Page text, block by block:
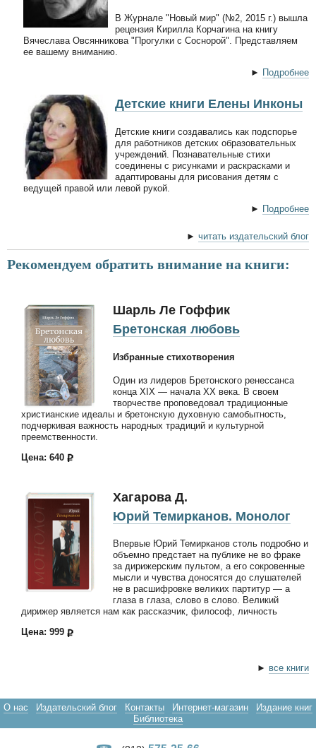
В Журнале "Новый мир" (№2, 2015 г.) вышла
рецензия Кирилла Корчагина на книгу
Вячеслава Овсянникова "Прогулки с Соснорой". Представляем
ее вашему вниманию.
► Подробнее
Детские книги Елены Инконы
Детские книги создавались как подспорье
для работников детских образовательных
учреждений. Познавательные стихи
соединены с рисунками и раскрасками и
адаптированы для рисования детям с
ведущей правой или левой рукой.
► Подробнее
► читать издательский блог
Рекомендуем обратить внимание на книги:
Шарль Ле Гоффик
Бретонская любовь
Избранные стихотворения
Один из лидеров Бретонского ренессанса
конца XIX — начала XX века. В своем
творчестве проповедовал традиционные
христианские идеалы и бретонскую духовную самобытность,
подчеркивая важность народных традиций и культурной
преемственности.
Цена: 640
Хагарова Д.
Юрий Темирканов. Монолог
Впервые Юрий Темирканов столь подробно и
объемно предстает на публике не во фраке
за дирижерским пультом, а его сокровенные
мысли и чувства доносятся до слушателей
не в расшифровке великих партитур — а
глаза в глаза, слово в слово. Великий
дирижер является нам как рассказчик, философ, личность
Цена: 999
► все книги
О нас Издательский блог Контакты Интернет-магазин
Издание книг
Библиотека